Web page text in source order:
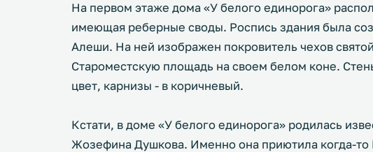
На первом этаже дома «У белого единорога»
имеющая реберные своды. Роспись здания была
Алеши. На ней изображен покровитель чехов
Староместскую площадь на своем белом коне.
цвет, карнизы - в коричневый.
Кстати, в доме «У белого единорога» родилась
Жозефина Душкова. Именно она приютила когда-то